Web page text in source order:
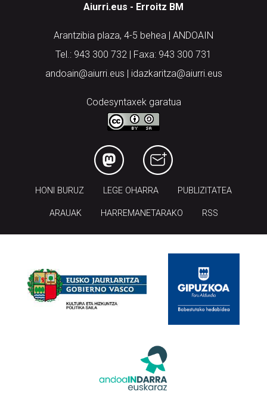
Aiurri.eus - Erroitz BM
Arantzibia plaza, 4-5 behea | ANDOAIN
Tel.: 943 300 732 | Faxa: 943 300 731
andoain@aiurri.eus | idazkaritza@aiurri.eus
Codesyntaxek garatua
HONI BURUZ LEGE OHARRA PUBLIZITATEA
ARAUAK HARREMANETARAKO RSS